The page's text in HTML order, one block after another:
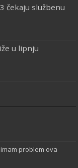
čekaju službenu
u lipnju
problem ova